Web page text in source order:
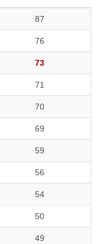
87
76
73
71
70
69
59
56
54
50
49